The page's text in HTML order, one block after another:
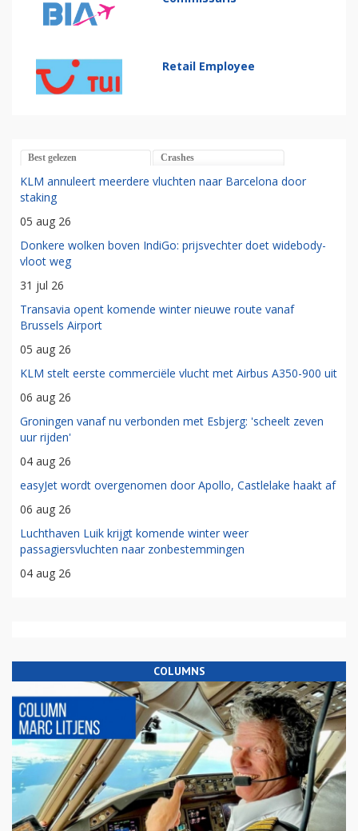
Retail Employee
Best gelezen Crashes
KLM annuleert meerdere vluchten naar Barcelona door
staking
05 aug 26
Donkere wolken boven IndiGo: prijsvechter doet widebody-
vloot weg
31 jul 26
Transavia opent komende winter nieuwe route vanaf
Brussels Airport
05 aug 26
KLM stelt eerste commerciële vlucht met Airbus A350-900 uit
06 aug 26
Groningen vanaf nu verbonden met Esbjerg: 'scheelt zeven
uur rijden'
04 aug 26
easyJet wordt overgenomen door Apollo, Castlelake haakt af
06 aug 26
Luchthaven Luik krijgt komende winter weer
passagiersvluchten naar zonbestemmingen
04 aug 26
COLUMNS